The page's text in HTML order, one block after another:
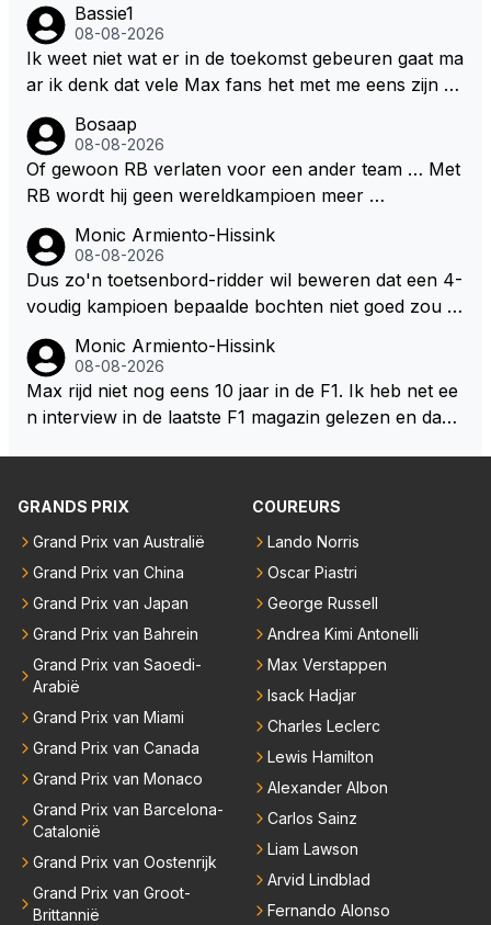
dat men vreest voor een brandstof tekort. Kennelijk
rijden de teams met tot op de liter afgemeten peut...
Bassie1
08-08-2026
Ik weet niet wat er in de toekomst gebeuren gaat ma
ar ik denk dat vele Max fans het met me eens zijn da
zijn als Alonso samen met Max ergens in een vieren
twings uur race samen in een team zouden zitten. D
eze 2 coureurs zouden een fantastisch affiche zijn v
Bosaap
08-08-2026
Of gewoon RB verlaten voor een ander team … Met
RB wordt hij geen wereldkampioen meer …
Monic Armiento-Hissink
08-08-2026
Dus zo'n toetsenbord-ridder wil beweren dat een 4-
voudig kampioen bepaalde bochten niet goed zou n
e reglementen wel goed vindt.
Monic Armiento-Hissink
08-08-2026
Max rijd niet nog eens 10 jaar in de F1. Ik heb net ee
n interview in de laatste F1 magazin gelezen en daari
en professioneel team staan dat mee doet voor over
et er altijd zijn. Het tempo van de doorontwikkeling h
angt ook een klein beetje af van mijn eigen keuzes v
oor de komende jaren en wat ik doe in de F1. Maar
het is zeker de doelstelling om het race team verder
uit te breiden richting de langeafstandsracerij met na
me, niet richting de F1." Aangezien zijn team in diver
se klassen al meedoet en ook in de hoogste klasse,
zie ik hem er niet nog 10 jaar aanplakken aangezien
hij in datzelfde interview aangeeft er zelf als team ba
as boven op te willen zitten maar geen 24 races per
jaar van huis te willen zijn.
GRANDS PRIX
Grand Prix van Australië
Grand Prix van China
Grand Prix van Japan
Grand Prix van Bahrein
Grand Prix van Saoedi-
Arabië
Grand Prix van Miami
Grand Prix van Canada
Grand Prix van Monaco
Grand Prix van Barcelona-
Catalonië
Grand Prix van Oostenrijk
Grand Prix van Groot-
Brittannië
COUREURS
Lando Norris
Oscar Piastri
George Russell
Andrea Kimi Antonelli
Max Verstappen
Isack Hadjar
Charles Leclerc
Lewis Hamilton
Alexander Albon
Carlos Sainz
Liam Lawson
Arvid Lindblad
Fernando Alonso